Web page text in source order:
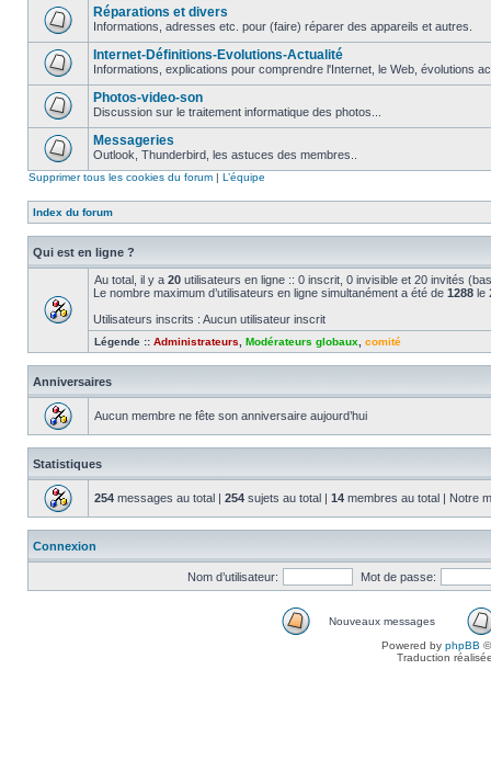
Réparations et divers
Informations, adresses etc. pour (faire) réparer des appareils et autres.
Internet-Définitions-Evolutions-Actualité
Informations, explications pour comprendre l'Internet, le Web, évolutions
Photos-video-son
Discussion sur le traitement informatique des photos...
Messageries
Outlook, Thunderbird, les astuces des membres..
Supprimer tous les cookies du forum | L’équipe
Index du forum
Qui est en ligne ?
Au total, il y a 20 utilisateurs en ligne :: 0 inscrit, 0 invisible et 20 invités
Le nombre maximum d’utilisateurs en ligne simultanément a été de 1288 le
Utilisateurs inscrits : Aucun utilisateur inscrit
Légende :: Administrateurs Modérateurs globaux comité
Anniversaires
Aucun membre ne fête son anniversaire aujourd’hui
Statistiques
254 messages au total | 254 sujets au total | 14 membres au total | Notre
Connexion
Nom d’utilisateur: Mot de passe:
Nouveaux messages
Powered by phpBB
Traduction